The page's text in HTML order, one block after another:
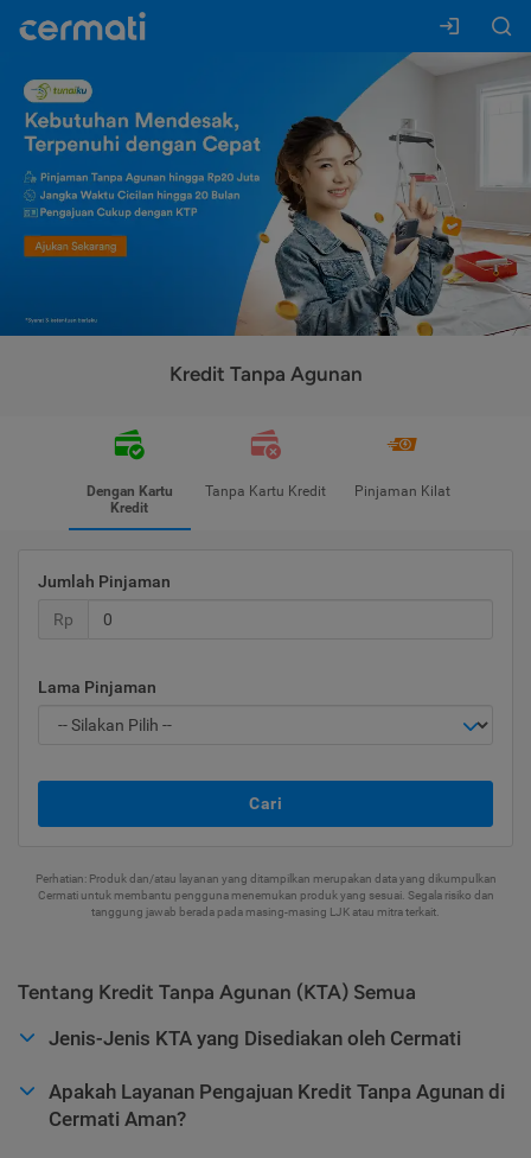
Kredit Tanpa Agunan
Dengan Kartu
Kredit
Tanpa Kartu Kredit Pinjaman Kilat
Jumlah Pinjaman
Rp
Lama Pinjaman
Cari
Perhatian: Produk dan/atau layanan yang ditampilkan merupakan data yang dikumpulkan
Cermati untuk membantu pengguna menemukan produk yang sesuai. Segala risiko dan
tanggung jawab berada pada masing-masing LJK atau mitra terkait.
Tentang Kredit Tanpa Agunan (KTA) Semua
Jenis-Jenis KTA yang Disediakan oleh Cermati
Apakah Layanan Pengajuan Kredit Tanpa Agunan di
Cermati Aman?